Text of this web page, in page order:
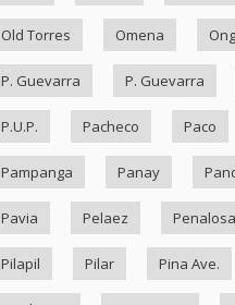
Old Torres Omena
P. Guevarra P. Guevarra
P.U.P. Pacheco Paco
Pampanga Panay
Pavia Pelaez Penalosa
Pilapil Pilar Pina Ave.